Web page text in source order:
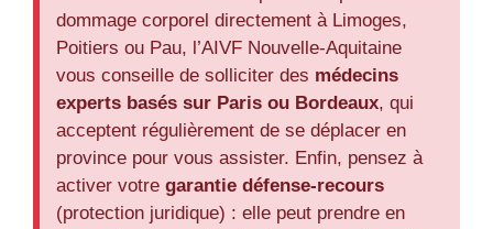
dommage corporel directement à Limoges,
Poitiers ou Pau, l’AIVF Nouvelle-Aquitaine
vous conseille de solliciter des médecins
experts basés sur Paris ou Bordeaux, qui
acceptent régulièrement de se déplacer en
province pour vous assister. Enfin, pensez à
activer votre garantie défense-recours
(protection juridique) : elle peut prendre en